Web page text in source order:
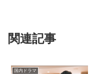
関連記事
国内ドラマ